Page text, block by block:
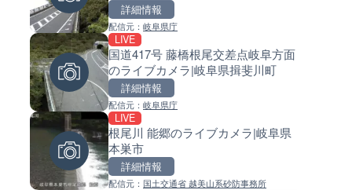
詳細情報
配信元： 岐阜県庁
LIVE
国道417号 藤橋根尾交差点岐阜方面
のライブカメラ|岐阜県揖斐川町
詳細情報
配信元： 岐阜県庁
LIVE
根尾川 能郷のライブカメラ|岐阜県
本巣市
詳細情報
配信元： 国土交通省 越美山系砂防事務所
羽田空港第2旅客ターミナルか
ライブカメラ|東京都大田区
BRびわこよりびわ湖大花火大
配信元：ボートレースびわこ【公式サブ
小浦川水門付近から小浦海水
ライブカメラ|和歌山県日高町
産湯川水門付近のライブカメ
配信元：日高町役場